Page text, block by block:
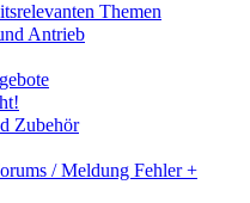
Themen
Antrieb
Zubehör
/ Meldung Fehler +